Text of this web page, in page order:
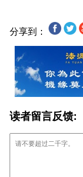
分享到：
读者留言反馈: